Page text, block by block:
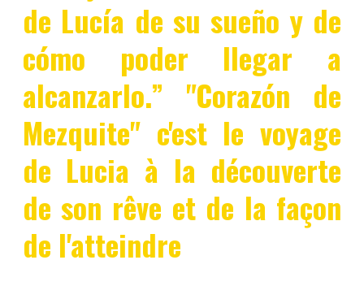
de Lucía de su sueño y de
cómo poder llegar a
alcanzarlo.” "Corazón de
Mezquite" c'est le voyage
de Lucia à la découverte
de son rêve et de la façon
de l'atteindre